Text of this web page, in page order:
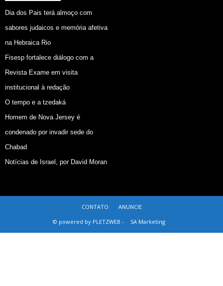
Dia dos Pais terá almoço com
sabores judaicos e memória afetiva
na Hebraica Rio
Fisesp fortalece diálogo com a
Revista Exame em visita
institucional à redação
O tempo e a tzedaká
Homem de Nova Jersey é
condenado por invadir sede do
Chabad
Notícias de Israel, por David Moran
CONTATO
ANUNCIE
© powered by PLETZWEB -
SA Marketing